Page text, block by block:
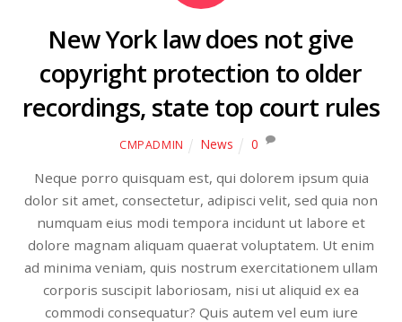
New York law does not give
copyright protection to older
recordings, state top court rules
CMPADMIN News 0
Neque porro quisquam est, qui dolorem ipsum quia
dolor sit amet, consectetur, adipisci velit, sed quia non
numquam eius modi tempora incidunt ut labore et
dolore magnam aliquam quaerat voluptatem. Ut enim
ad minima veniam, quis nostrum exercitationem ullam
corporis suscipit laboriosam, nisi ut aliquid ex ea
commodi consequatur? Quis autem vel eum iure